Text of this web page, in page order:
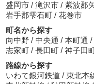
盛岡市 / 滝沢市 / 紫波郡
岩手郡雫石町 / 花巻市
町名から探す
向中野 / 中央通 / 本町通 /
志家町 / 長田町 / 神子田
路線から探す
いわて銀河鉄道 / 東北本